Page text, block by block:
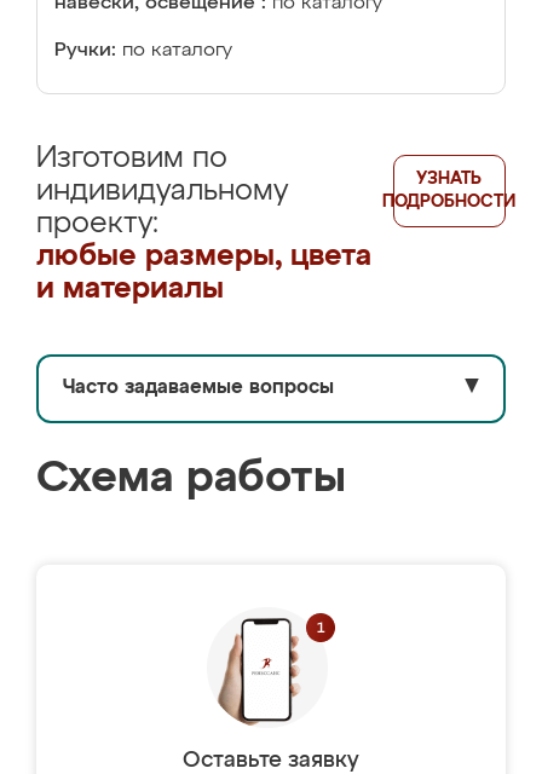
Ручки: по каталогу
Изготовим по
индивидуальному
проекту:
любые размеры, цвета
и материалы
УЗНАТЬ
ПОДРОБНОСТИ
Часто задаваемые вопросы ▼
Схема работы
Оставьте заявку